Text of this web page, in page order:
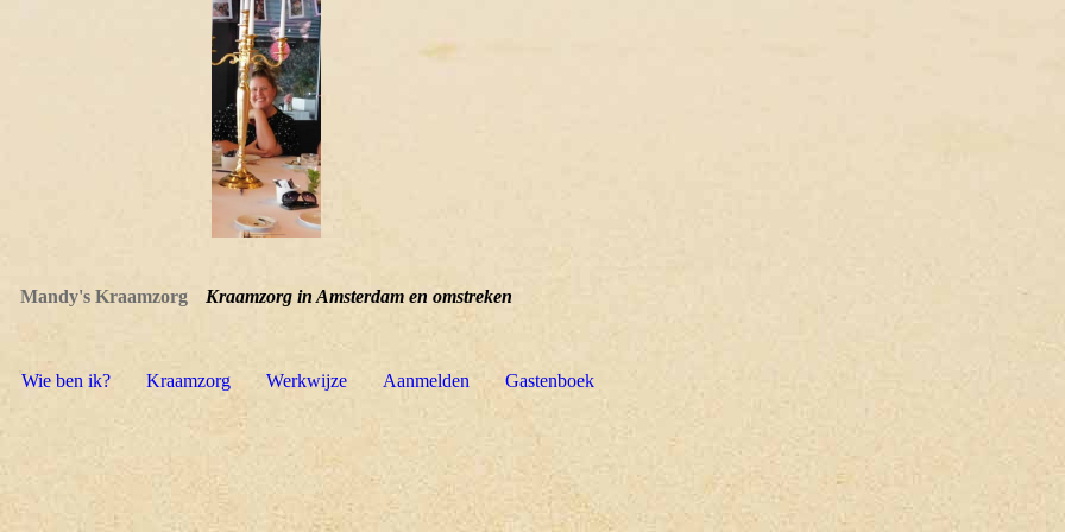
Mandy's Kraamzorg Kraamzorg in Amsterdam en omstreken
Wie ben ik? Kraamzorg Werkwijze Aanmelden Gastenboek